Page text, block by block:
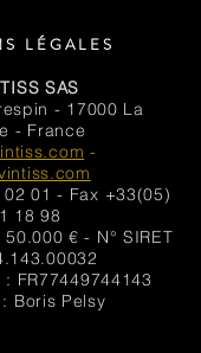
LÉGALES
SAS
- 17000 La
- France
-
01 - Fax +33(05)
18 98
€ - N° SIRET
: FR77449744143
Boris Pelsy